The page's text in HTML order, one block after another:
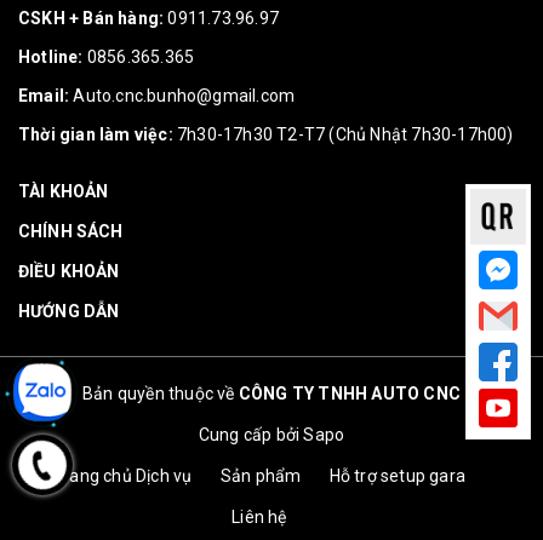
CSKH + Bán hàng: 0911.73.96.97
Hotline: 0856.365.365
Email: Auto.cnc.bunho@gmail.com
Thời gian làm việc: 7h30-17h30 T2-T7 (Chủ Nhật 7h30-17h00)
TÀI KHOẢN
CHÍNH SÁCH
ĐIỀU KHOẢN
HƯỚNG DẪN
Bản quyền thuộc về CÔNG TY TNHH AUTO CNC
Cung cấp bởiSapo
Trang chủ Dịch vụ Sản phẩm Hỗ trợ setup gara
Liên hệ